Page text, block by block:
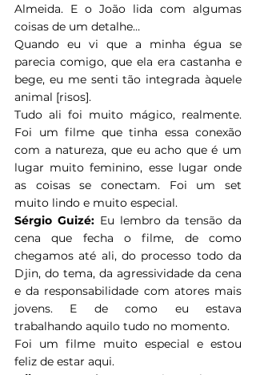
Almeida. E o João lida com algumas
coisas de um detalhe…
Quando eu vi que a minha égua se
parecia comigo, que ela era castanha e
bege, eu me senti tão integrada àquele
animal [risos].
Tudo ali foi muito mágico, realmente.
Foi um filme que tinha essa conexão
com a natureza, que eu acho que é um
lugar muito feminino, esse lugar onde
as coisas se conectam. Foi um set
muito lindo e muito especial.
Sérgio Guizé: Eu lembro da tensão da
cena que fecha o filme, de como
chegamos até ali, do processo todo da
Djin, do tema, da agressividade da cena
e da responsabilidade com atores mais
jovens. E de como eu estava
trabalhando aquilo tudo no momento.
Foi um filme muito especial e estou
feliz de estar aqui.